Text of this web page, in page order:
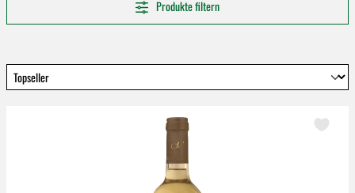
Produkte filtern